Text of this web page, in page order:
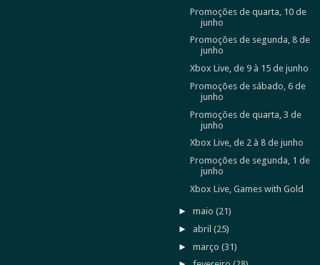
Promoções de quarta, 10 de
junho
Promoções de segunda, 8 de
junho
Xbox Live, de 9 à 15 de junho
Promoções de sábado, 6 de
junho
Promoções de quarta, 3 de
junho
Xbox Live, de 2 à 8 de junho
Promoções de segunda, 1 de
junho
Xbox Live, Games with Gold
►maio(21)
► abril(25)
►março(31)